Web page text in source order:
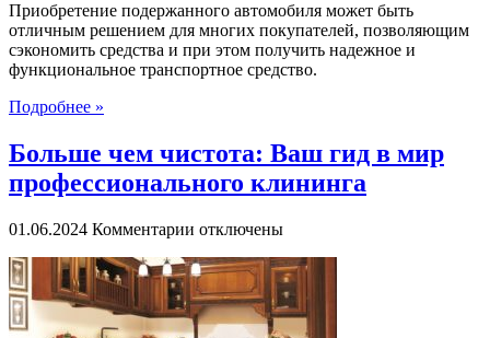
Приобретение подержанного автомобиля может быть
отличным решением для многих покупателей, позволяющим
сэкономить средства и при этом получить надежное и
функциональное транспортное средство.
Подробнее »
Больше чем чистота: Ваш гид в мир
профессионального клининга
01.06.2024 Комментарии к
Больше
чем
чистота:
Ваш
отключены